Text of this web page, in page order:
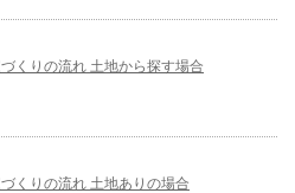
くりの流れ 土地から探す場合
くりの流れ 土地ありの場合